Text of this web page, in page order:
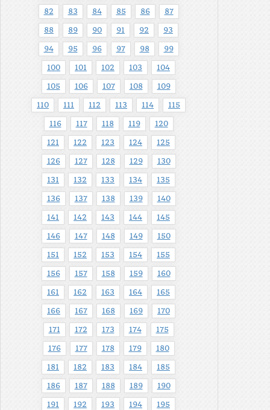
82 83 84 85 86 87
88 89 90 91 92 93
94 95 96 97 98 99
100 101 102 103 104
105 106 107 108 109
110 111 112 113 114 115
116 117 118 119 120
121 122 123 124 125
126 127 128 129 130
131 132 133 134 135
136 137 138 139 140
141 142 143 144 145
146 147 148 149 150
151 152 153 154 155
156 157 158 159 160
161 162 163 164 165
166 167 168 169 170
171 172 173 174 175
176 177 178 179 180
181 182 183 184 185
186 187 188 189 190
191 192 193 194 195